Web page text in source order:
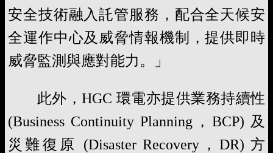
安全技術融入託管服務，配合全天候安
全運作中心及威脅情報機制，提供即時
威脅監測與應對能力。」
此外，HGC 環電亦提供業務持續性
(Business Continuity Planning，BCP) 及
災難復原 (Disaster Recovery，DR) 方